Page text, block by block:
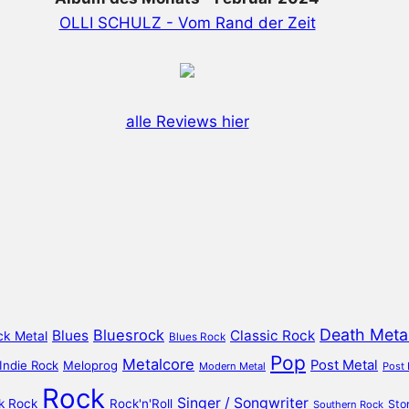
OLLI SCHULZ - Vom Rand der Zeit
alle Reviews hier
Metal Blues Bluesrock Blues Rock Classic Rock Death
Indie Rock Meloprog Metalcore Modern Metal Pop Post Metal Post
Rock Rock Rock'n'Roll Singer / Songwriter Southern Rock